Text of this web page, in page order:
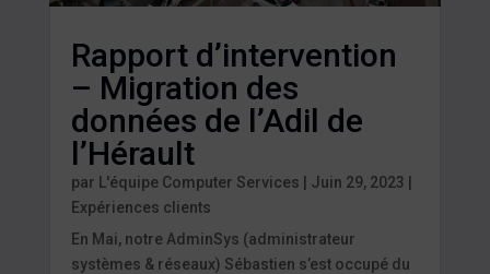
Rapport d’intervention
– Migration des
données de l’Adil de
l’Hérault
par L'équipe Computer Services Juin 29, 2023
Expériences clients
En Mai, notre AdminSys (administrateur
systèmes & réseaux) Sébastien s’est occupé du